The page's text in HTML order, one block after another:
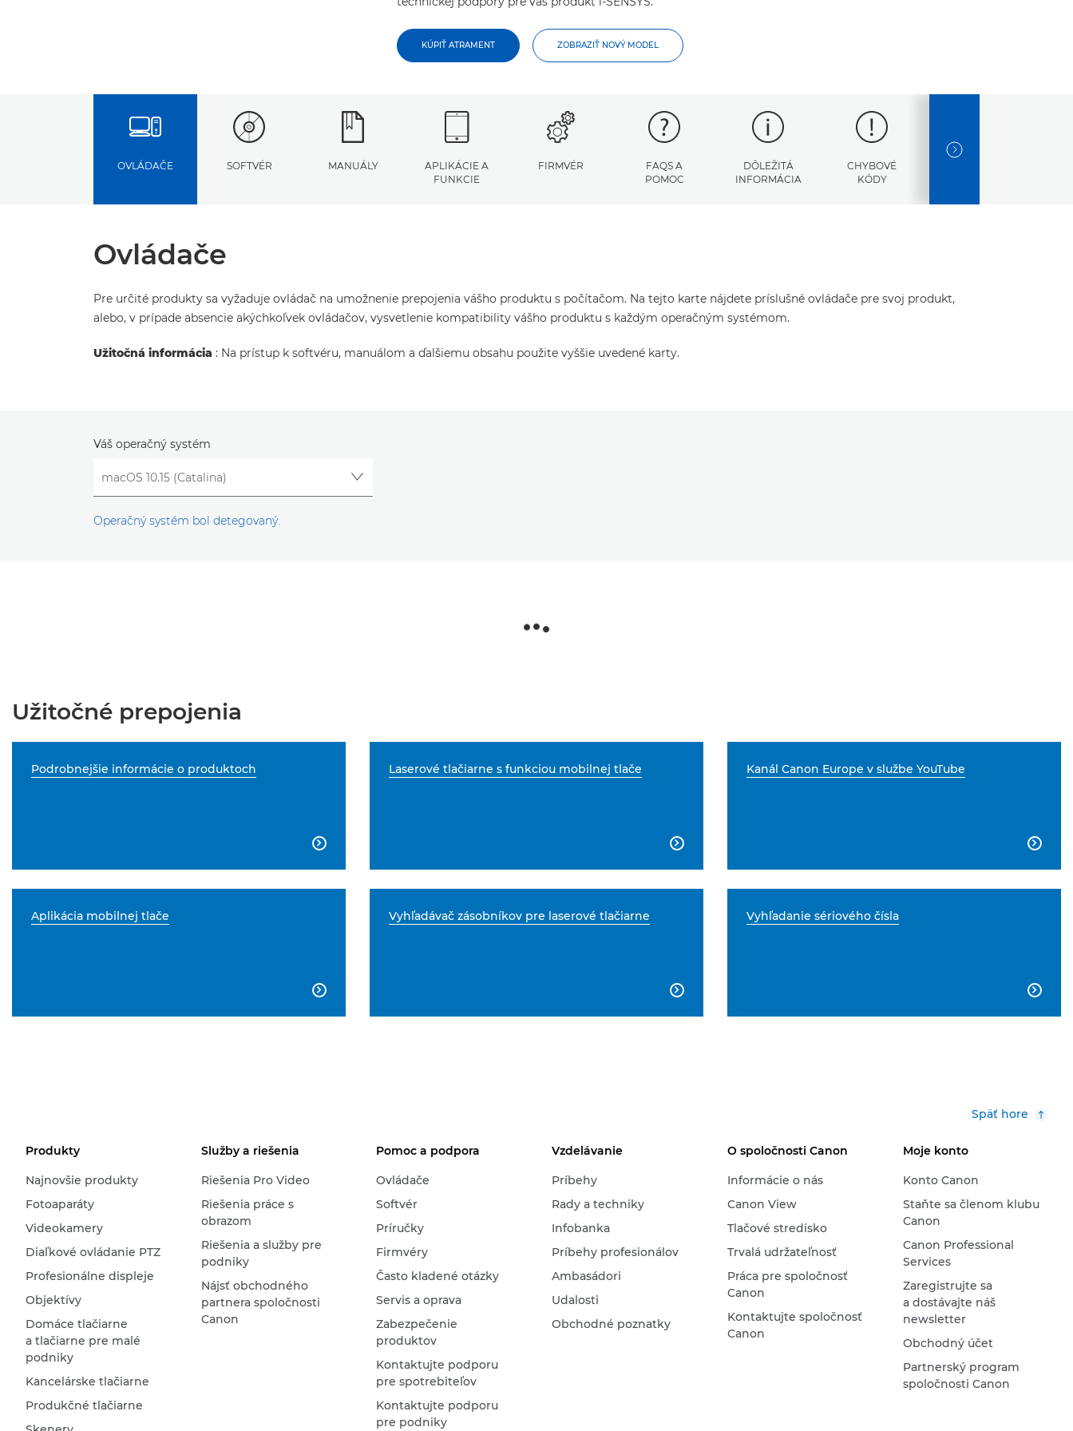
KÚPIŤ ATRAMENT ZOBRAZIŤ NOVÝ MODEL
OVLÁDAČE SOFTVÉR MANUÁLY
APLIKÁCIE A
FUNKCIE
FIRMVÉR
FAQS A
POMOC
DÔLEŽITÁ
INFORMÁCIA
CHYBOVÉ
KÓDY
NEXT SLIDE
Ovládače
Pre určité produkty sa vyžaduje ovládač na umožnenie prepojenia vášho produktu s počítačom. Na tejto karte nájdete príslušné ovládače pre svoj produkt,
alebo, v prípade absencie akýchkoľvek ovládačov, vysvetlenie kompatibility vášho produktu s každým operačným systémom.
Užitočná informácia : Na prístup k softvéru, manuálom a ďalšiemu obsahu použite vyššie uvedené karty.
Váš operačný systém
Operačný systém bol detegovaný.
Užitočné prepojenia
Podrobnejšie informácie o produktoch

Laserové tlačiarne s funkciou mobilnej tlače

Kanál Canon Europe v službe YouTube

Aplikácia mobilnej tlače

Vyhľadávač zásobníkov pre laserové tlačiarne

Vyhľadanie sériového čísla

Späť hore
Produkty
Najnovšie produkty
Fotoaparáty
Videokamery
Diaľkové ovládanie PTZ
Profesionálne displeje
Objektívy
Domáce tlačiarne
a tlačiarne pre malé
podniky
Kancelárske tlačiarne
Produkčné tlačiarne
Služby a riešenia
Riešenia Pro Video
Riešenia práce s
obrazom
Riešenia a služby pre
podniky
Nájsť obchodného
partnera spoločnosti
Canon
Pomoc a podpora
Ovládače
Softvér
Príručky
Firmvéry
Často kladené otázky
Servis a oprava
Zabezpečenie
produktov
Kontaktujte podporu
pre spotrebiteľov
Kontaktujte podporu
pre podniky
Vzdelávanie
Príbehy
Rady a techniky
Infobanka
Príbehy profesionálov
Ambasádori
Udalosti
Obchodné poznatky
O spoločnosti Canon
Informácie o nás
Canon View
Tlačové stredisko
Trvalá udržateľnosť
Práca pre spoločnosť
Canon
Kontaktujte spoločnosť
Canon
Moje konto
Konto Canon
Staňte sa členom klubu
Canon
Canon Professional
Services
Zaregistrujte sa
a dostávajte náš
newsletter
Obchodný účet
Partnerský program
spoločnosti Canon